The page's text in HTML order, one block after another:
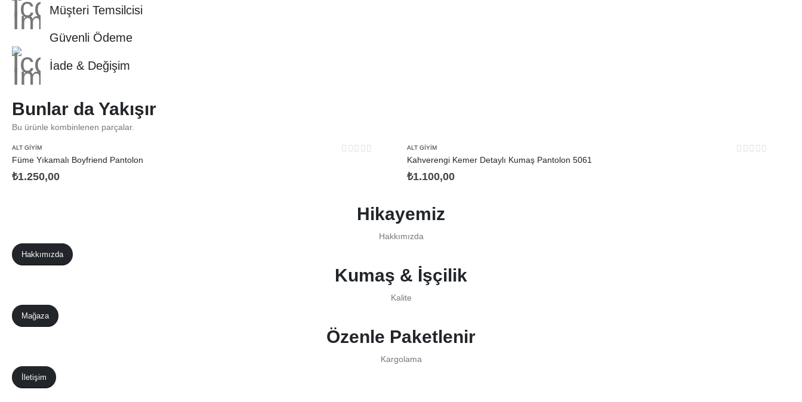
Müşteri Temsilcisi
Güvenli Ödeme
İade & Değişim
Bunlar da Yakışır
Bu ürünle kombinlenen parçalar.
ALT GIYIM
Füme Yıkamalı Boyfriend Pantolon
₺1.250,00
ALT GIYIM
Kahverengi Kemer Detaylı Kumaş Pantolon 5061
₺1.100,00
Hikayemiz
Hakkımızda
Hakkımızda
Kumaş & İşçilik
Kalite
Mağaza
Özenle Paketlenir
Kargolama
İletişim